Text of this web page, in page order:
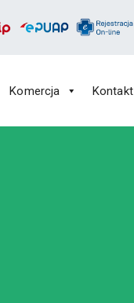
Komercja Kontakt